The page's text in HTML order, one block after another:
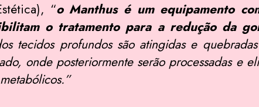
“o Manthus é um equipamento
o tratamento para a redução da
tecidos profundos são atingidas e
onde posteriormente serão processadas e